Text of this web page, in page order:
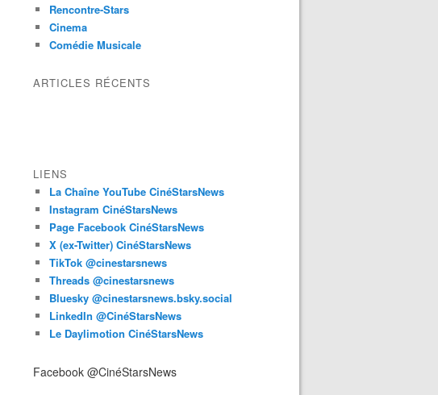
Rencontre-Stars
Cinema
Comédie Musicale
ARTICLES RÉCENTS
LIENS
La Chaîne YouTube CinéStarsNews
Instagram CinéStarsNews
Page Facebook CinéStarsNews
X (ex-Twitter) CinéStarsNews
TikTok @cinestarsnews
Threads @cinestarsnews
Bluesky @cinestarsnews.bsky.social‬
LinkedIn @CinéStarsNews
Le Daylimotion CinéStarsNews
Facebook @CinéStarsNews